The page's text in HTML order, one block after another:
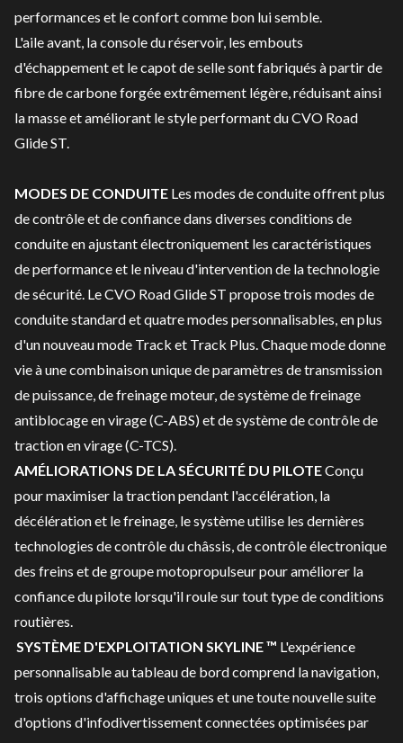
performances et le confort comme bon lui semble.
L'aile avant, la console du réservoir, les embouts
d'échappement et le capot de selle sont fabriqués à partir de
fibre de carbone forgée extrêmement légère, réduisant ainsi
la masse et améliorant le style performant du CVO Road
Glide ST.
MODES DE CONDUITE Les modes de conduite offrent plus
de contrôle et de confiance dans diverses conditions de
conduite en ajustant électroniquement les caractéristiques
de performance et le niveau d'intervention de la technologie
de sécurité. Le CVO Road Glide ST propose trois modes de
conduite standard et quatre modes personnalisables, en plus
d'un nouveau mode Track et Track Plus. Chaque mode donne
vie à une combinaison unique de paramètres de transmission
de puissance, de freinage moteur, de système de freinage
antiblocage en virage (C-ABS) et de système de contrôle de
traction en virage (C-TCS).
AMÉLIORATIONS DE LA SÉCURITÉ DU PILOTEConçu
pour maximiser la traction pendant l'accélération, la
décélération et le freinage, le système utilise les dernières
technologies de contrôle du châssis, de contrôle électronique
des freins et de groupe motopropulseur pour améliorer la
confiance du pilote lorsqu'il roule sur tout type de conditions
routières.
SYSTÈME D'EXPLOITATION SKYLINE ™ L'expérience
personnalisable au tableau de bord comprend la navigation,
trois options d'affichage uniques et une toute nouvelle suite
d'options d'infodivertissement connectées optimisées par